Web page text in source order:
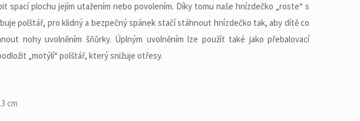
spací plochu jejím utažením nebo povolením. Díky tomu naše hnízdečko „roste“ s
polštář, pro klidný a bezpečný spánek stačí stáhnout hnízdečko tak, aby dítě co
nohy uvolněním šňůrky. Úplným uvolněním lze použít také jako přebalovací
„motýlí“ polštář, který snižuje otřesy.
cm